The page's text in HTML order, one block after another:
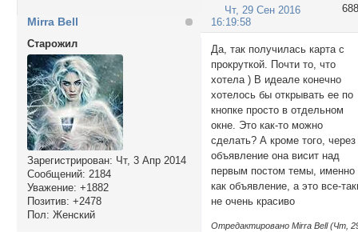
688
Чт, 29 Сен 2016
16:19:58
Mirra Bell
Cтарожил
Зарегистрирован: Чт, 3 Апр 2014
Сообщений: 2184
Уважение: +1882
Позитив: +2478
Пол: Женский
Да, так получилась карта с
прокруткой. Почти то, что
хотела ) В идеале конечно
хотелось бы открывать ее по
кнопке просто в отдельном
окне. Это как-то можно
сделать? А кроме того, через
объявление она висит над
первым постом темы, именно
как объявление, а это все-
не очень красиво
Отредактировано Mirra Bell (Чт,